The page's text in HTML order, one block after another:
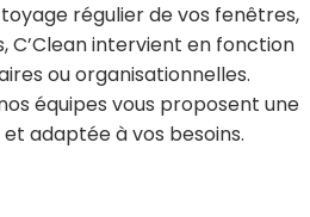
régulier de vos fenêtres,
C’Clean intervient en fonction
ou organisationnelles.
équipes vous proposent une
adaptée à vos besoins.